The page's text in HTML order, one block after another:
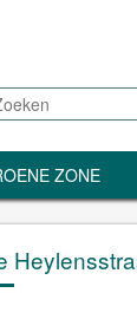
ZONE